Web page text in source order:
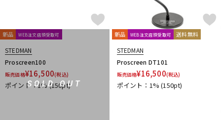
SOLD OUT
新品 WEB注文店頭受取可
STEDMAN
Proscreen100
販売価格¥16,500(税込)
ポイント：1%(150pt)
新品 WEB注文店頭受取可 送料無料
STEDMAN
Proscreen DT101
販売価格¥16,500(税込)
ポイント：1%(150pt)